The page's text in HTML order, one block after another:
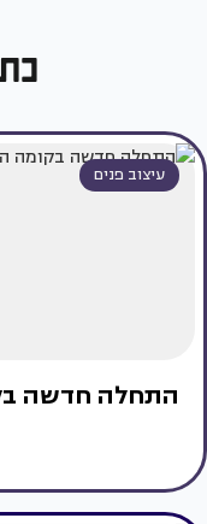
עיצוב פנים
התחלה חדשה